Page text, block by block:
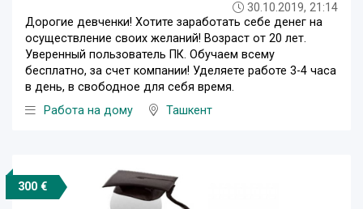
30.10.2019, 21:14
Дорогие девченки! Хотите заработать себе денег на
осуществление своих желаний! Возраст от 20 лет.
Уверенный пользователь ПК. Обучаем всему
бесплатно, за счет компании! Уделяете работе 3-4 часа
в день, в свободное для себя время.
Работа на дому
Ташкент
300 €